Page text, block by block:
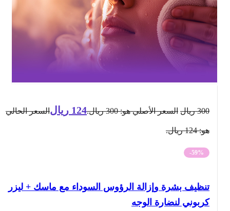
ريال السعر الأصلي هو: 300 ريال. 124 ريال السعر الحالي
-59%
تنظيف بشرة وإزالة الرؤوس السوداء مع ماسك + ليزر
كربوني لنضارة الوجه